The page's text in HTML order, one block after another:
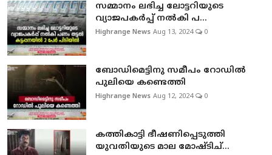
സമ്മാനം ലഭിച്ച ലോട്ടറിയുടെ
വ്യാജപകര്‍പ്പ് നല്‍കി പ...
Highrange News Aug 13, 2024 0
ബോഡിമെട്ടിനു സമീപം റോഡിൽ
പുലിയെ കണ്ടെത്തി
Highrange News Aug 12, 2024 0
കത്തികാട്ടി ഭീഷണിപ്പെടുത്തി
യുവതിയുടെ മാല മോഷ്ടിച്...